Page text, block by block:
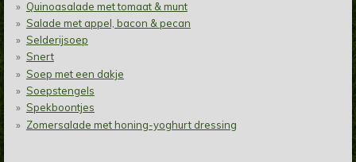
Quinoasalade met tomaat & munt
Salade met appel, bacon & pecan
Selderijsoep
Snert
Soep met een dakje
Soepstengels
Spekboontjes
Zomersalade met honing-yoghurt dressing